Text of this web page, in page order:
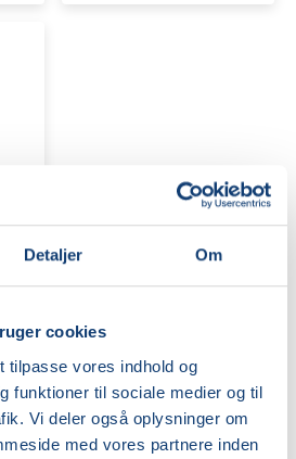
Detaljer Om
cookies
tilpasse vores indhold og
funktioner til sociale medier og til
Vi deler også oplysninger om
med vores partnere inden